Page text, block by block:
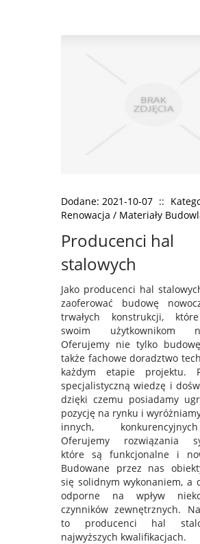
Dodane: 2021-10-07 ::
Renowacja / Materiały
Producenci hal
stalowych
Jako producenci hal
zaoferować budowę
trwałych konstrukcji,
swoim użytkownikom
Oferujemy nie tylko
także fachowe doradztwo
każdym etapie projektu.
specjalistyczną wiedzę i
dzięki czemu posiadamy
pozycję na rynku i
innych,
Oferujemy rozwiązania
które są funkcjonalne i
Budowane przez nas
się solidnym wykonaniem, a
odporne na wpływ
czynników zewnętrznych.
to producenci hal
najwyższych kwalifikacjach.